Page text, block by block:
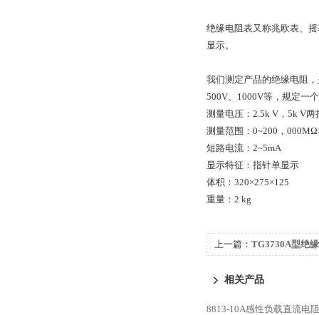
绝缘电阻表又称兆欧表、
显示。
我们测定产品的绝缘电阻
500V、1000V等，规定一
测量电压：2.5k V，5k V两
测量范围：0~200，
短路电流：2~5mA
显示特征：指针单显示
体积：320×275×125
重量：2 kg
上一篇： TG3730A型绝
相关产品
8813-10A感性负载直流电